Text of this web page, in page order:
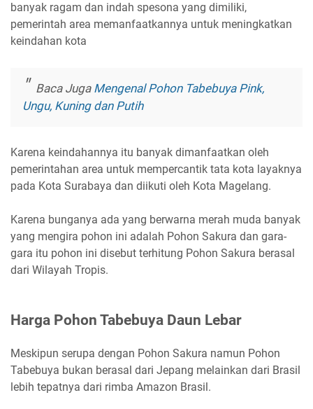
banyak ragam dan indah spesona yang dimiliki,
pemerintah area memanfaatkannya untuk meningkatkan
keindahan kota
Baca Juga Mengenal Pohon Tabebuya Pink,
Ungu, Kuning dan Putih
Karena keindahannya itu banyak dimanfaatkan oleh
pemerintahan area untuk mempercantik tata kota layaknya
pada Kota Surabaya dan diikuti oleh Kota Magelang.
Karena bunganya ada yang berwarna merah muda banyak
yang mengira pohon ini adalah Pohon Sakura dan gara-
gara itu pohon ini disebut terhitung Pohon Sakura berasal
dari Wilayah Tropis.
Harga Pohon Tabebuya Daun Lebar
Meskipun serupa dengan Pohon Sakura namun Pohon
Tabebuya bukan berasal dari Jepang melainkan dari Brasil
lebih tepatnya dari rimba Amazon Brasil.